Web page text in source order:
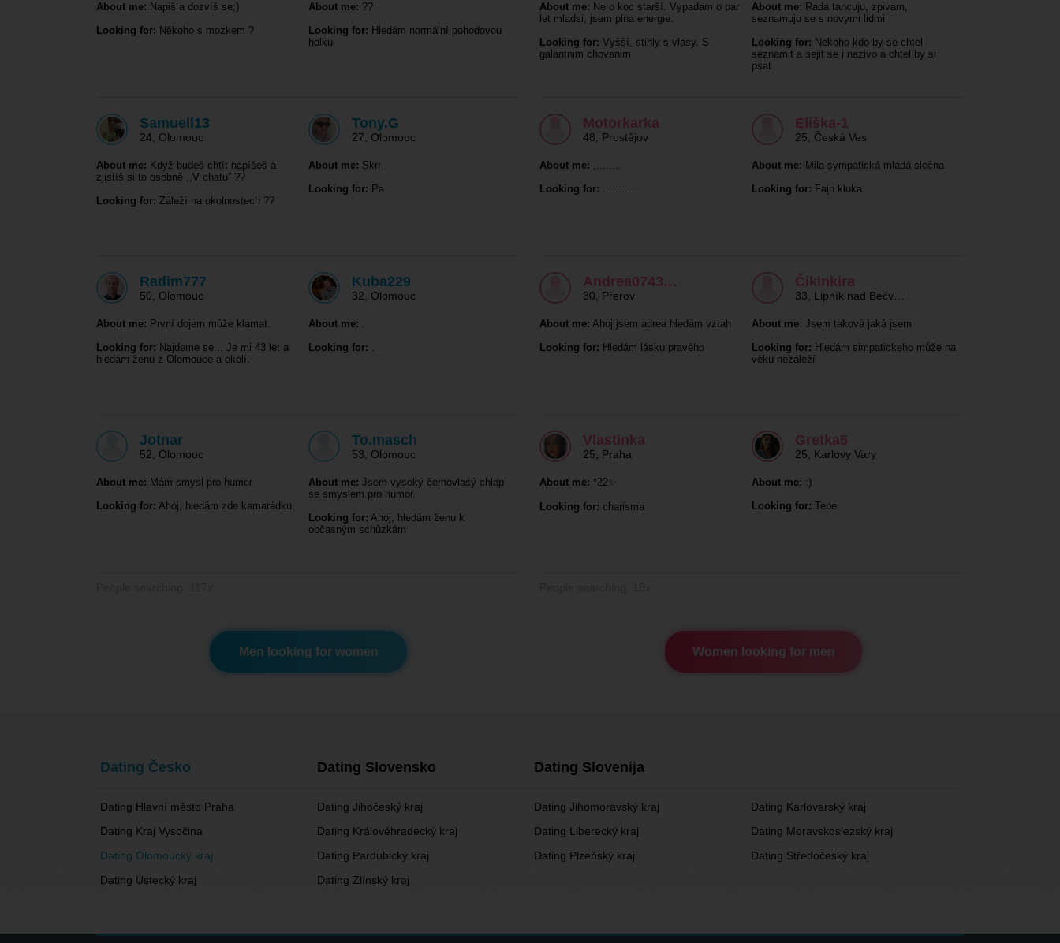
About me: Napiš a dozvíš se;)
Looking for: Někoho s mozkem ?
About me: ??
Looking for: Hledám normální pohodovou
holku
Samuell13
24 Olomouc
About me: Když budeš chtít napíšeš a
zjistíš si to osobně ,,V chatu'' ??
Looking for: Záleží na okolnostech ??
Tony.G
27 Olomouc
About me: Skrr
Looking for: Pa
Radim777
50 Olomouc
About me: První dojem může klamat.
Looking for: Najdeme se... Je mi 43 let a
hledám ženu z Olomouce a okolí.
Kuba229
32 Olomouc
About me: .
Looking for: .
Jotnar
52 Olomouc
About me: Mám smysl pro humor
Looking for: Ahoj, hledám zde kamarádku.
To.masch
53 Olomouc
About me: Jsem vysoký černovlasý chlap
se smyslem pro humor.
Looking for: Ahoj, hledám ženu k
občasným schůzkám
Men looking for women
About me: Ne o koc starší. Vypadam o par
let mladsi, jsem plna energie.
Looking for: Vyšší, stihly s vlasy. S
galantnim chovanim
About me: Rada tancuju, zpivam,
seznamuju se s novymi lidmi
Looking for: Nekoho kdo by se chtel
seznamit a sejit se i nazivo a chtel by si
psat
Motorkarka
48 Prostějov
About me: ,........
Looking for: ...........
Eliška-1
25 Česká Ves
About me: Mila sympatická mladá slečna
Looking for: Fajn kluka
Andrea0743…
30 Přerov
About me: Ahoj jsem adrea hledám vztah
Looking for: Hledám lásku pravého
Čikinkira
33 Lipník nad Bečv…
About me: Jsem taková jaká jsem
Looking for: Hledám simpatickeho může na
věku nezáleží
Vlastinka
25 Praha
About me: *22✨
Looking for: charisma
Gretka5
25 Karlovy Vary
About me: :)
Looking for: Tebe
Women looking for men
Dating Česko Dating Slovensko Dating Slovenija
Dating Hlavní město Praha Dating Jihočeský kraj Dating Jihomoravský kraj
Dating Karlovarský kraj
Dating Kraj Vysočina
Dating Královéhradecký kraj Dating Liberecký kraj
Dating Moravskoslezský kraj
Dating Olomoucký kraj
Dating Pardubický kraj Dating Plzeňský kraj
Dating Středočeský kraj
Dating Ústecký kraj
Dating Zlínský kraj